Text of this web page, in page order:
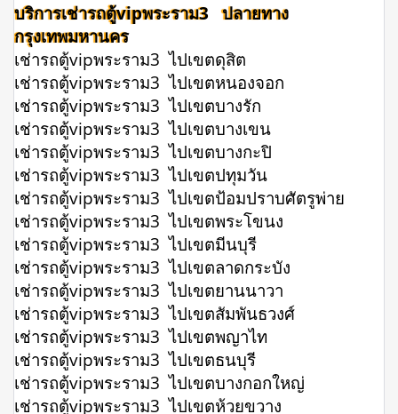
บริการเช่ารถตู้vipพระราม3 ปลายทาง
กรุงเทพมหานคร
เช่ารถตู้vipพระราม3 ไปเขตดุสิต
เช่ารถตู้vipพระราม3 ไปเขตหนองจอก
เช่ารถตู้vipพระราม3 ไปเขตบางรัก
เช่ารถตู้vipพระราม3 ไปเขตบางเขน
เช่ารถตู้vipพระราม3 ไปเขตบางกะปิ
เช่ารถตู้vipพระราม3 ไปเขตปทุมวัน
เช่ารถตู้vipพระราม3 ไปเขตป้อมปราบศัตรูพ่าย
เช่ารถตู้vipพระราม3 ไปเขตพระโขนง
เช่ารถตู้vipพระราม3 ไปเขตมีนบุรี
เช่ารถตู้vipพระราม3 ไปเขตลาดกระบัง
เช่ารถตู้vipพระราม3 ไปเขตยานนาวา
เช่ารถตู้vipพระราม3 ไปเขตสัมพันธวงศ์
เช่ารถตู้vipพระราม3 ไปเขตพญาไท
เช่ารถตู้vipพระราม3 ไปเขตธนบุรี
เช่ารถตู้vipพระราม3 ไปเขตบางกอกใหญ่
เช่ารถตู้vipพระราม3 ไปเขตห้วยขวาง